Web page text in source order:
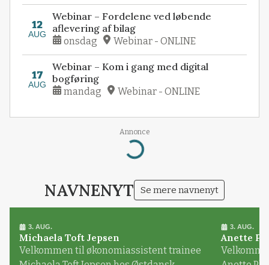
12
AUG
Webinar – Fordelene ved løbende
aflevering af bilag
onsdag Webinar - ONLINE
17
AUG
Webinar – Kom i gang med digital
bogføring
mandag Webinar - ONLINE
Annonce
Loading...
NAVNENYT Se mere navnenyt
3. AUG.
Michaela Toft Jepsen
Velkommen til økonomiassistent trainee
3. AUG.
Anette